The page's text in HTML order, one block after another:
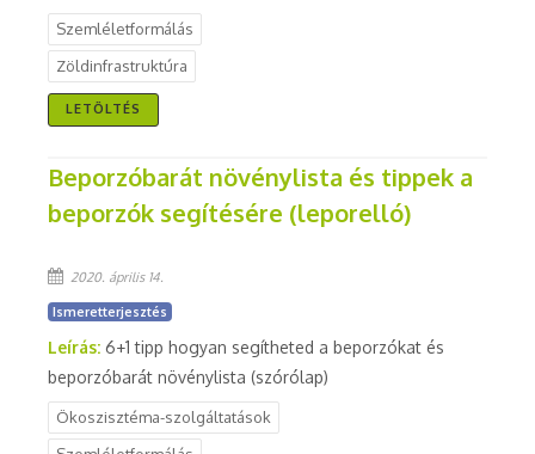
Szemléletformálás
Zöldinfrastruktúra
LETÖLTÉS
Beporzóbarát növénylista és tippek a
beporzók segítésére (leporelló)
2020. április 14.
Ismeretterjesztés
Leírás: 6+1 tipp hogyan segítheted a beporzókat és
beporzóbarát növénylista (szórólap)
Ökoszisztéma-szolgáltatások